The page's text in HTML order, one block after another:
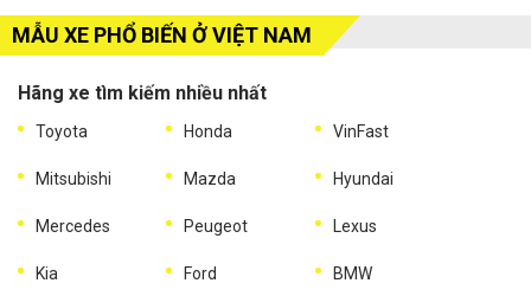
MẪU XE PHỔ BIẾN Ở VIỆT NAM
Hãng xe tìm kiếm nhiều nhất
Toyota Honda VinFast
Mitsubishi Mazda Hyundai
Mercedes Peugeot Lexus
Kia Ford BMW